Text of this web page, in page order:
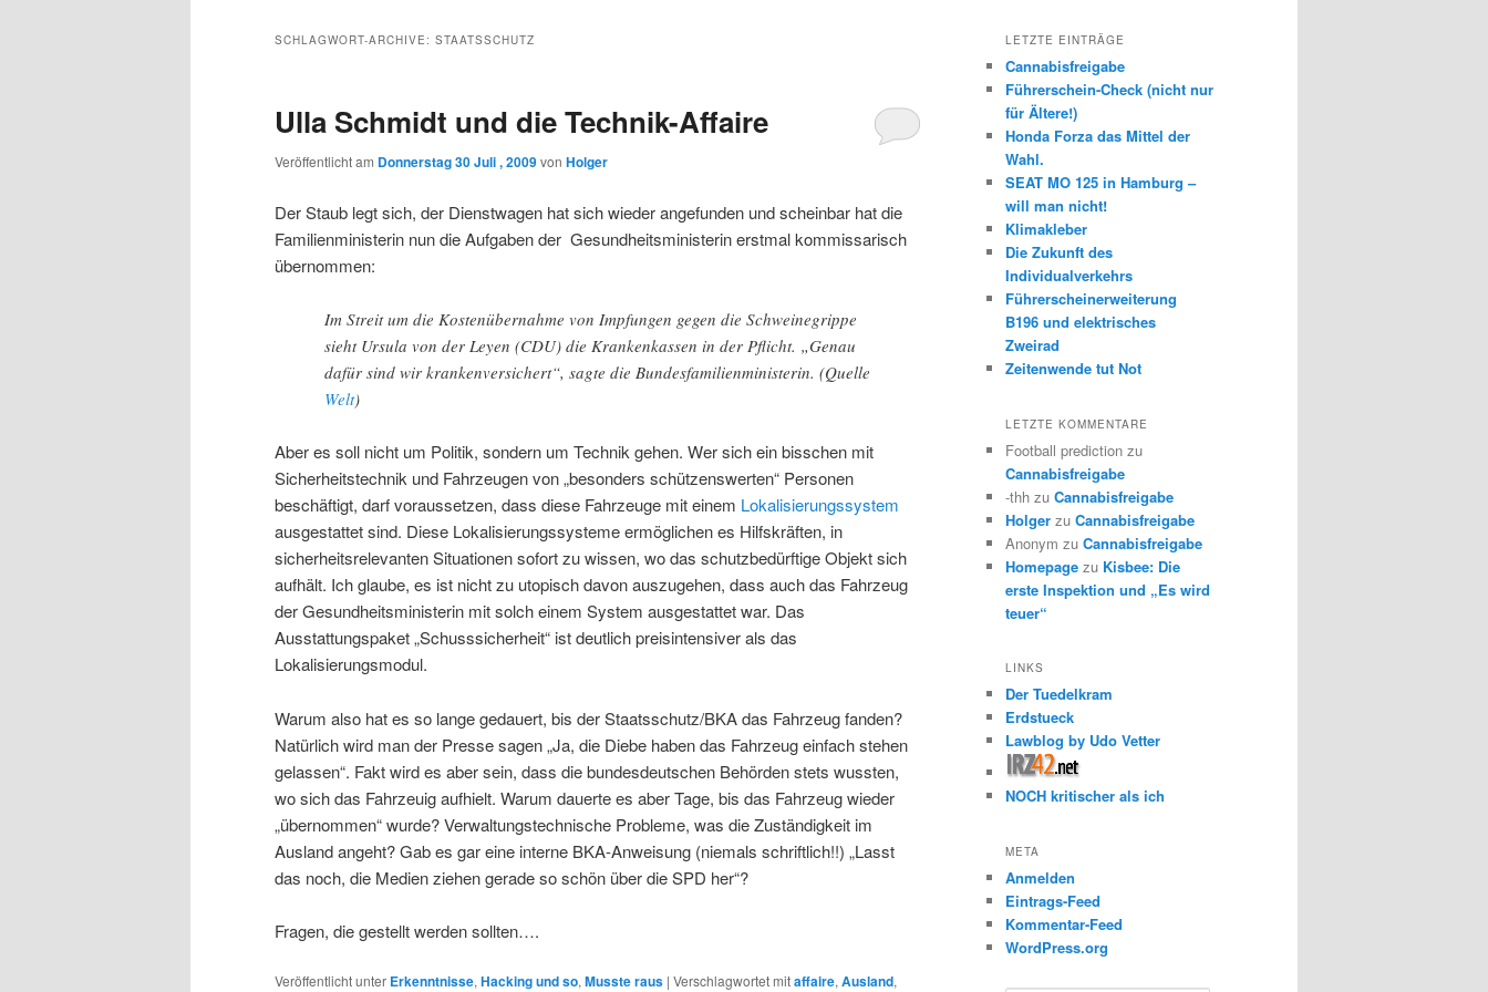
wechseln
SCHLAGWORT-ARCHIVE: STAATSSCHUTZ
Ulla Schmidt und die Technik-Affaire
Veröffentlicht am Donnerstag 30 Juli , 2009von Holger
Der Staub legt sich, der Dienstwagen hat sich wieder angefunden und scheinbar hat die
Familienministerin nun die Aufgaben der Gesundheitsministerin erstmal kommissarisch
übernommen:
Im Streit um die Kostenübernahme von Impfungen gegen die Schweinegrippe
sieht Ursula von der Leyen (CDU) die Krankenkassen in der Pflicht. „Genau
dafür sind wir krankenversichert“, sagte die Bundesfamilienministerin. (Quelle
Welt)
Aber es soll nicht um Politik, sondern um Technik gehen. Wer sich ein bisschen mit
Sicherheitstechnik und Fahrzeugen von „besonders schützenswerten“ Personen
beschäftigt, darf voraussetzen, dass diese Fahrzeuge mit einem Lokalisierungssystem
ausgestattet sind. Diese Lokalisierungssysteme ermöglichen es Hilfskräften, in
sicherheitsrelevanten Situationen sofort zu wissen, wo das schutzbedürftige Objekt sich
aufhält. Ich glaube, es ist nicht zu utopisch davon auszugehen, dass auch das Fahrzeug
der Gesundheitsministerin mit solch einem System ausgestattet war. Das
Ausstattungspaket „Schusssicherheit“ ist deutlich preisintensiver als das
Lokalisierungsmodul.
Warum also hat es so lange gedauert, bis der Staatsschutz/BKA das Fahrzeug fanden?
Natürlich wird man der Presse sagen „Ja, die Diebe haben das Fahrzeug einfach stehen
gelassen“. Fakt wird es aber sein, dass die bundesdeutschen Behörden stets wussten,
wo sich das Fahrzeuig aufhielt. Warum dauerte es aber Tage, bis das Fahrzeug wieder
„übernommen“ wurde? Verwaltungstechnische Probleme, was die Zuständigkeit im
Ausland angeht? Gab es gar eine interne BKA-Anweisung (niemals schriftlich!!) „Lasst
das noch, die Medien ziehen gerade so schön über die SPD her“?
Fragen, die gestellt werden sollten….
Veröffentlicht unter Erkenntnisse,Hacking und so,Musste raus | Verschlagwortet mitaffaire,Ausland,
LETZTE EINTRÄGE
Cannabisfreigabe
Führerschein-Check (nicht nur
für Ältere!)
Honda Forza das Mittel der
Wahl.
SEAT MO 125 in Hamburg –
will man nicht!
Klimakleber
Die Zukunft des
Individualverkehrs
Führerscheinerweiterung
B196 und elektrisches
Zweirad
Zeitenwende tut Not
LETZTE KOMMENTARE
Football prediction zu
Cannabisfreigabe
-thh zu Cannabisfreigabe
Holger zu Cannabisfreigabe
Anonym zu Cannabisfreigabe
Homepage zu Kisbee: Die
erste Inspektion und „Es wird
teuer“
LINKS
Der Tuedelkram
Erdstueck
Lawblog by Udo Vetter
NOCH kritischer als ich
META
Anmelden
Eintrags-Feed
Kommentar-Feed
WordPress.org